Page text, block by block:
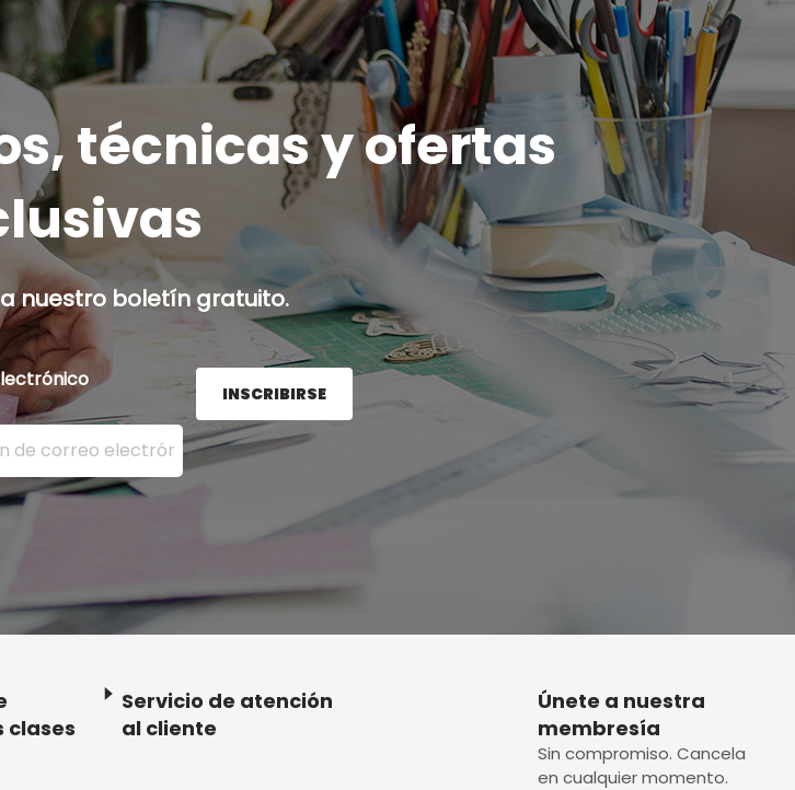
técnicas y ofertas
nuestro boletín gratuito.
correo electrónico aquí y presione el botón Registrarse.
INSCRIBIRSE
clases
Servicio de atención
al cliente
Únete a nuestra
membresía
Sin compromiso. Cancela
en cualquier momento.